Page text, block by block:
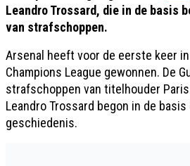
Leandro Trossard, die in de basis
van strafschoppen.
Arsenal heeft voor de eerste keer
Champions League gewonnen. De
strafschoppen van titelhouder
Leandro Trossard begon in de
geschiedenis.